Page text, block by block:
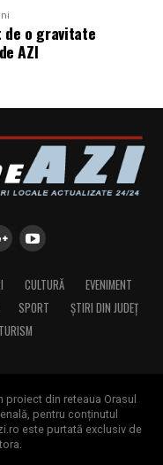
de o gravitate
AZI
CULTURĂ
EVENIMENT
SPORT
ȘTIRI DIN JUDEȚ
TURISM
proiect din reteaua Orasul
pentru conținutul
este purtată exclusiv de